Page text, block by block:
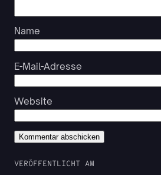
Name
E-Mail-Adresse
Website
VERÖFFENTLICHT AM